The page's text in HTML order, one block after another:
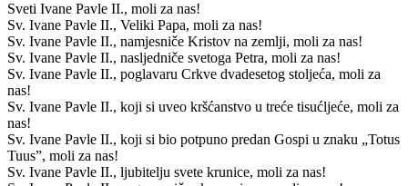
Sveti Ivane Pavle II., moli za nas!
Sv. Ivane Pavle II., Veliki Papa, moli za nas!
Sv. Ivane Pavle II., namjesniče Kristov na zemlji, moli za nas!
Sv. Ivane Pavle II., nasljedniče svetoga Petra, moli za nas!
Sv. Ivane Pavle II., poglavaru Crkve dvadesetog stoljeća, moli za
nas!
Sv. Ivane Pavle II., koji si uveo kršćanstvo u treće tisućljeće, moli za
nas!
Sv. Ivane Pavle II., koji si bio potpuno predan Gospi u znaku „Totus
Tuus”, moli za nas!
Sv. Ivane Pavle II., ljubitelju svete krunice, moli za nas!